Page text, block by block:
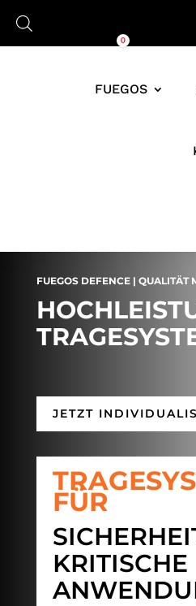
0
FUEGOS
FUEGOS DEFENCE | QUALITÄT
JETZT
FÜR
KRITISCHE